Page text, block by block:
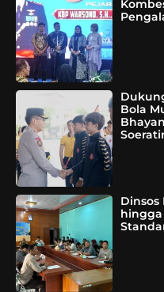
Bola
hingga